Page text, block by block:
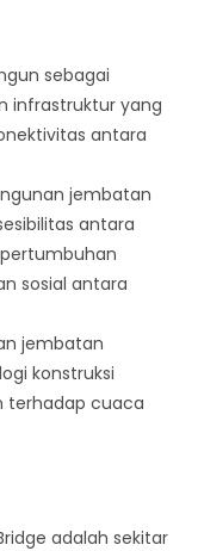
sebagai
infrastruktur yang
antara
jembatan
antara
sosial antara
jembatan
konstruksi
terhadap cuaca
adalah sekitar